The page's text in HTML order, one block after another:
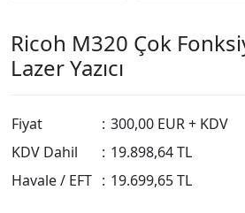
Ricoh M320 Çok
Lazer Yazıcı
Fiyat : 300,00 EUR + KDV
KDV Dahil
: 19.898,64 TL
Havale / EFT : 19.699,65 TL